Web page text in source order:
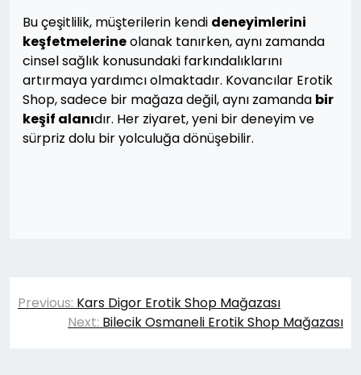
Bu çeşitlilik, müşterilerin kendi deneyimlerini
keşfetmelerineolanak tanırken, aynı zamanda
cinsel sağlık konusundaki farkındalıklarını
artırmaya yardımcı olmaktadır. Kovancılar Erotik
Shop, sadece bir mağaza değil, aynı zamanda bir
keşif alanıdır. Her ziyaret, yeni bir deneyim ve
sürpriz dolu bir yolculuğa dönüşebilir.
Yazı
gezinmesi
Previous: Kars Digor Erotik Shop Mağazası
Next: Bilecik Osmaneli Erotik Shop Mağazası